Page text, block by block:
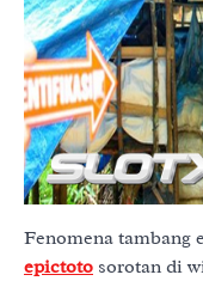
Fenomena tambang
epictoto sorotan di